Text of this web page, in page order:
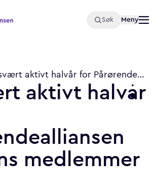
Søk Åpne
Meny
aktivt halvår for Pårørendealliansen og dens medlemmer
aktivt halvår
medlemmer